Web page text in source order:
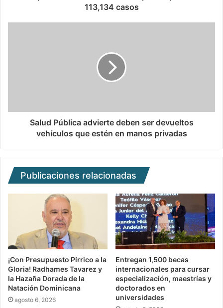
113,134 casos
Salud Pública advierte deben ser devueltos
vehículos que estén en manos privadas
Publicaciones relacionadas
¡Con Presupuesto Pírrico a la
Gloria! Radhames Tavarez y
la Hazaña Dorada de la
Natación Dominicana
agosto 6, 2026
Entregan 1,500 becas
internacionales para cursar
especialización, maestrías y
doctorados en
universidades